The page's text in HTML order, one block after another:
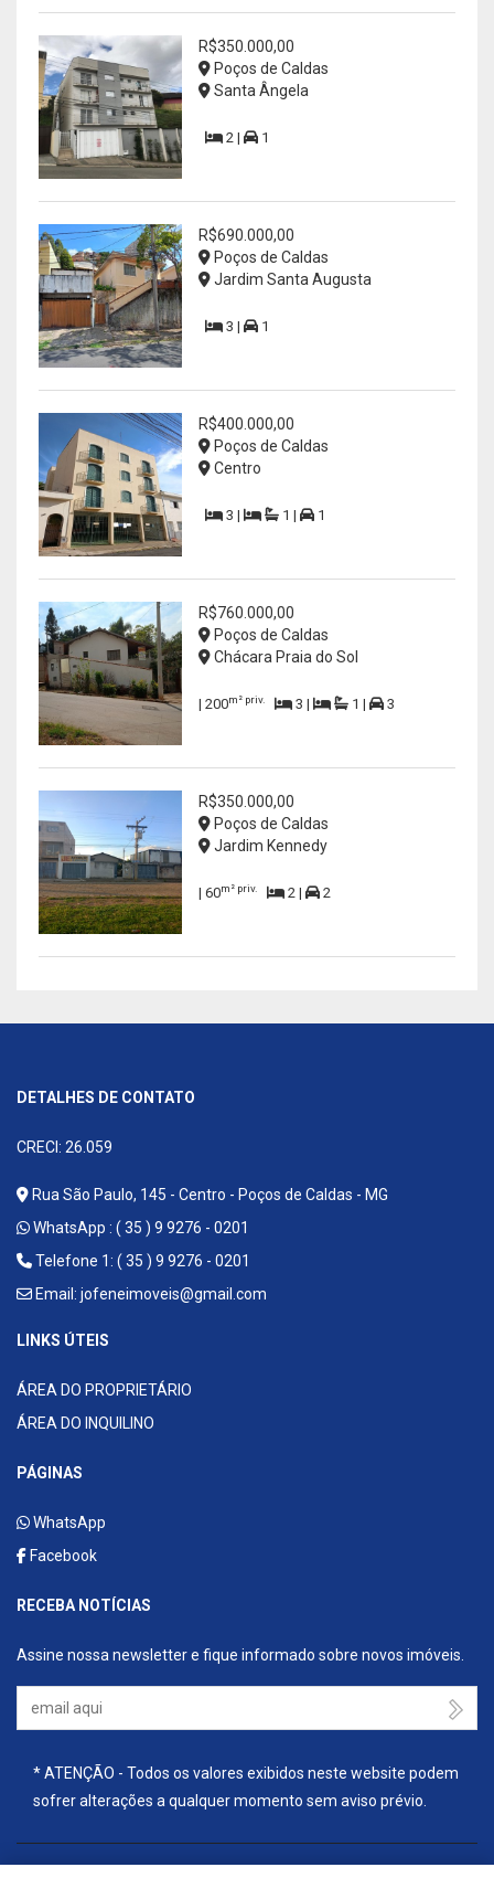
R$350.000,00
Poços de Caldas
Santa Ângela
2 | 1
R$690.000,00
Poços de Caldas
Jardim Santa Augusta
3 | 1
R$400.000,00
Poços de Caldas
Centro
3 | 1 | 1
R$760.000,00
Poços de Caldas
Chácara Praia do Sol
| 200m² priv. 3 | 1 | 3
R$350.000,00
Poços de Caldas
Jardim Kennedy
| 60m² priv. 2 | 2
DETALHES DE CONTATO
CRECI: 26.059
Rua São Paulo, 145 - Centro - Poços de Caldas - MG
WhatsApp : ( 35 ) 9 9276 - 0201
Telefone 1: ( 35 ) 9 9276 - 0201
Email: jofeneimoveis@gmail.com
LINKS ÚTEIS
ÁREA DO PROPRIETÁRIO
ÁREA DO INQUILINO
PÁGINAS
WhatsApp
Facebook
RECEBA NOTÍCIAS
Assine nossa newsletter e fique informado sobre novos imóveis.
Seu Email
* ATENÇÃO - Todos os valores exibidos neste website podem
sofrer alterações a qualquer momento sem aviso prévio.